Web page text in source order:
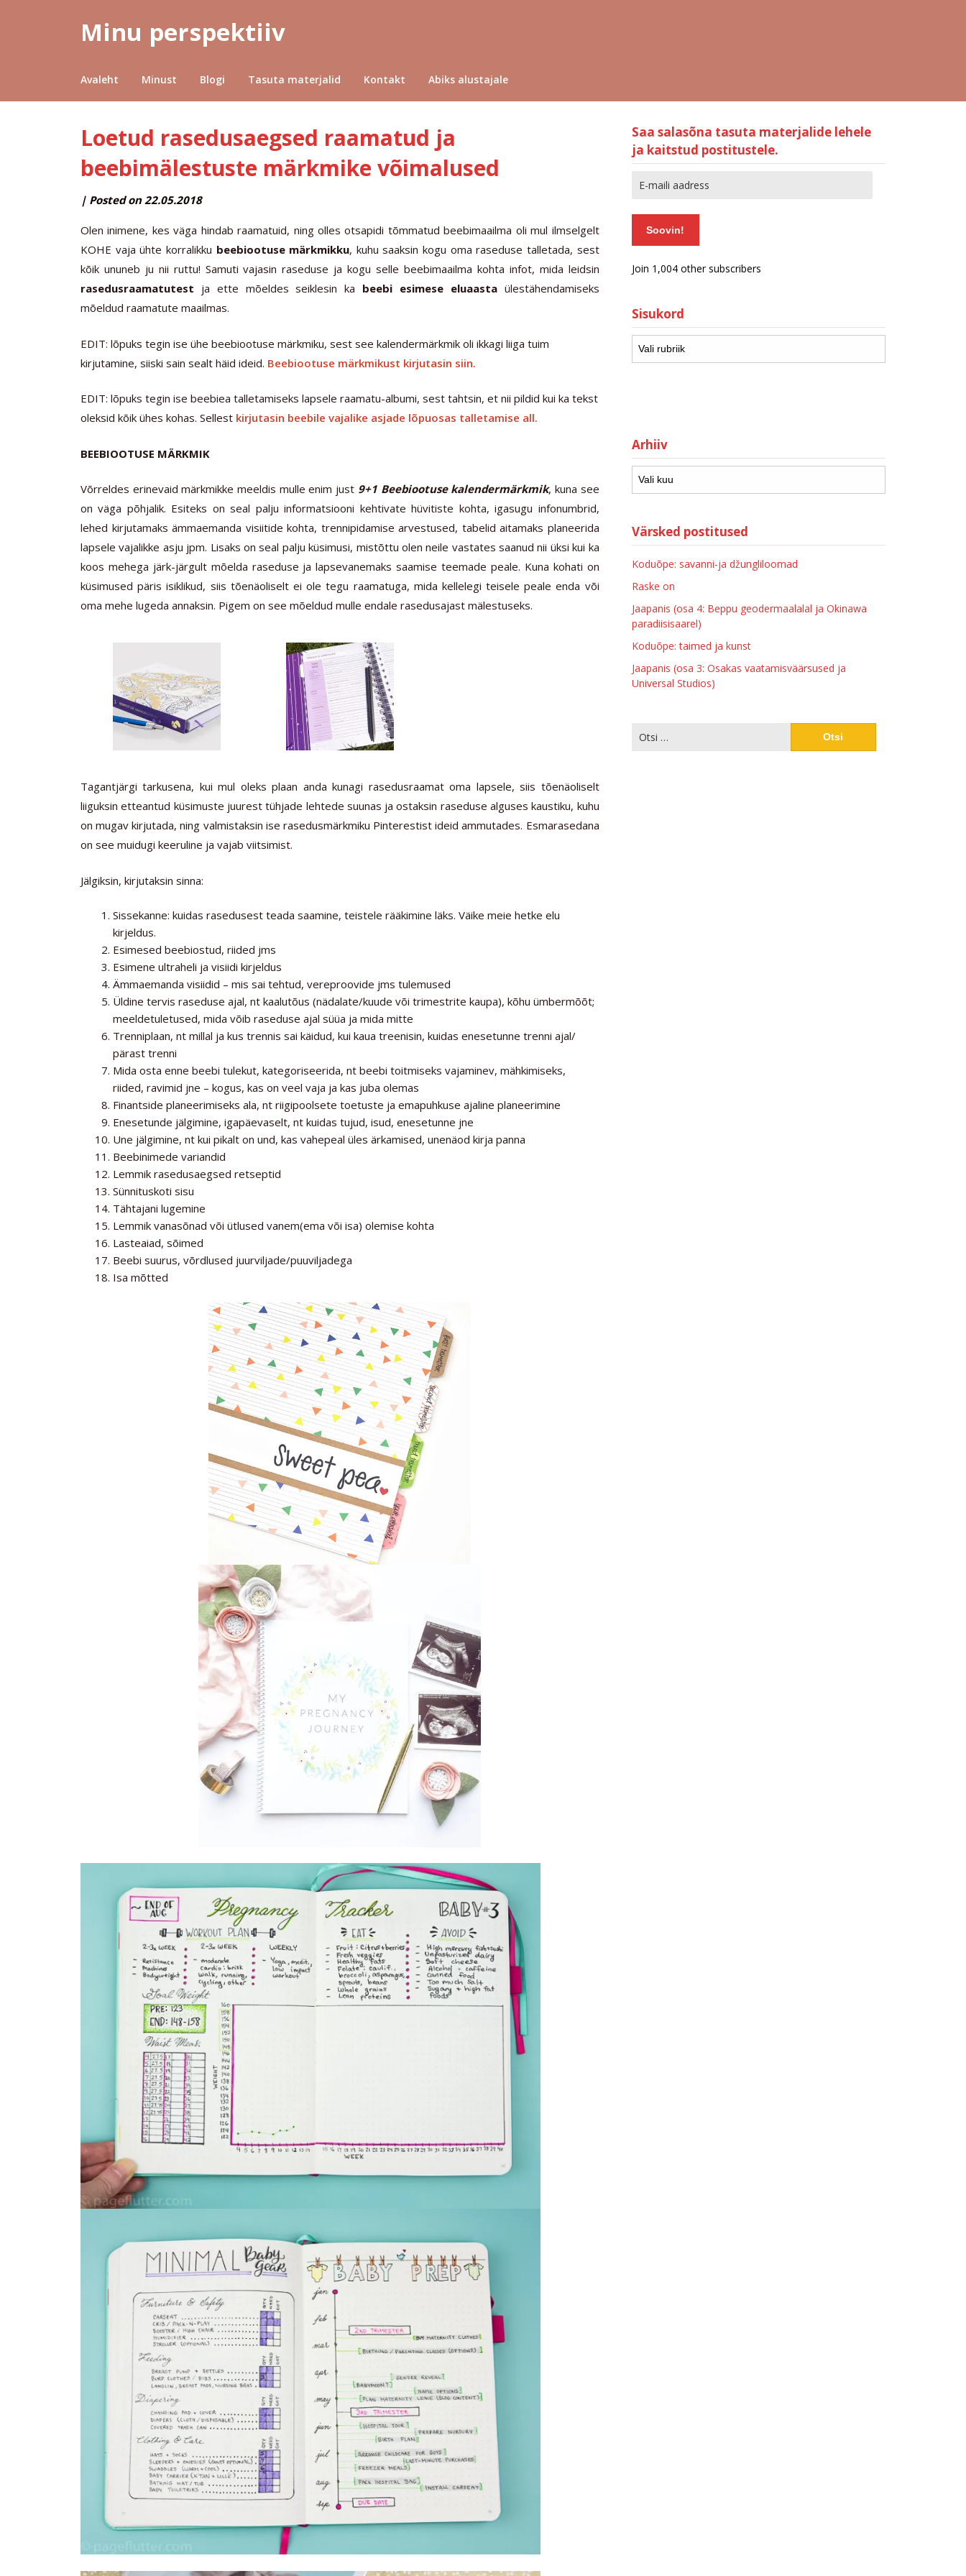
Minu perspektiiv
Avaleht Minust Blogi Tasuta materjalid Kontakt Abiks alustajale
Loetud rasedusaegsed raamatud ja
beebimälestuste märkmike võimalused
by
| Posted on22.05.2018
Olen inimene, kes väga hindab raamatuid, ning olles otsapidi tõmmatud beebimaailma oli mul ilmselgelt
KOHE vaja ühte korralikku beebiootuse märkmikku, kuhu saaksin kogu oma raseduse talletada, sest
kõik ununeb ju nii ruttu! Samuti vajasin raseduse ja kogu selle beebimaailma kohta infot, mida leidsin
rasedusraamatutest ja ette mõeldes seiklesin ka beebi esimese eluaastaülestähendamiseks
mõeldud raamatute maailmas.
EDIT: lõpuks tegin ise ühe beebiootuse märkmiku, sest see kalendermärkmik oli ikkagi liiga tuim
kirjutamine, siiski sain sealt häid ideid. Beebiootuse märkmikust kirjutasin siin.
EDIT: lõpuks tegin ise beebiea talletamiseks lapsele raamatu-albumi, sest tahtsin, et nii pildid kui ka tekst
oleksid kõik ühes kohas. Sellest kirjutasin beebile vajalike asjade lõpuosas talletamise all.
BEEBIOOTUSE MÄRKMIK
Võrreldes erinevaid märkmikke meeldis mulle enim just 9+1 Beebiootuse kalendermärkmik, kuna see
on väga põhjalik. Esiteks on seal palju informatsiooni kehtivate hüvitiste kohta, igasugu infonumbrid,
lehed kirjutamaks ämmaemanda visiitide kohta, trennipidamise arvestused, tabelid aitamaks planeerida
lapsele vajalikke asju jpm. Lisaks on seal palju küsimusi, mistõttu olen neile vastates saanud nii üksi kui ka
koos mehega järk-järgult mõelda raseduse ja lapsevanemaks saamise teemade peale. Kuna kohati on
küsimused päris isiklikud, siis tõenäoliselt ei ole tegu raamatuga, mida kellelegi teisele peale enda või
oma mehe lugeda annaksin. Pigem on see mõeldud mulle endale rasedusajast mälestuseks.
Tagantjärgi tarkusena, kui mul oleks plaan anda kunagi rasedusraamat oma lapsele, siis tõenäoliselt
liiguksin etteantud küsimuste juurest tühjade lehtede suunas ja ostaksin raseduse alguses kaustiku, kuhu
on mugav kirjutada, ning valmistaksin ise rasedusmärkmiku Pinterestist ideid ammutades. Esmarasedana
on see muidugi keeruline ja vajab viitsimist.
Jälgiksin, kirjutaksin sinna:
Sissekanne: kuidas rasedusest teada saamine, teistele rääkimine läks. Väike meie hetke elu
kirjeldus.
Esimesed beebiostud, riided jms
Esimene ultraheli ja visiidi kirjeldus
Ämmaemanda visiidid – mis sai tehtud, vereproovide jms tulemused
Üldine tervis raseduse ajal, nt kaalutõus (nädalate/kuude või trimestrite kaupa), kõhu ümbermõõt;
meeldetuletused, mida võib raseduse ajal süüa ja mida mitte
Trenniplaan, nt millal ja kus trennis sai käidud, kui kaua treenisin, kuidas enesetunne trenni ajal/
pärast trenni
Mida osta enne beebi tulekut, kategoriseerida, nt beebi toitmiseks vajaminev, mähkimiseks,
riided, ravimid jne – kogus, kas on veel vaja ja kas juba olemas
Finantside planeerimiseks ala, nt riigipoolsete toetuste ja emapuhkuse ajaline planeerimine
Enesetunde jälgimine, igapäevaselt, nt kuidas tujud, isud, enesetunne jne
Une jälgimine, nt kui pikalt on und, kas vahepeal üles ärkamised, unenäod kirja panna
Beebinimede variandid
Lemmik rasedusaegsed retseptid
Sünnituskoti sisu
Tähtajani lugemine
Lemmik vanasõnad või ütlused vanem(ema või isa) olemise kohta
Lasteaiad, sõimed
Beebi suurus, võrdlused juurviljade/puuviljadega
Isa mõtted
Saa salasõna tasuta materjalide lehele
ja kaitstud postitustele.
Soovin!
Join 1,004 other subscribers
Sisukord
Arhiiv
Värsked postitused
Koduõpe: savanni-ja džungliloomad
Raske on
Jaapanis (osa 4: Beppu geodermaalalal ja Okinawa
paradiisisaarel)
Koduõpe: taimed ja kunst
Jaapanis (osa 3: Osakas vaatamisväärsused ja
Universal Studios)